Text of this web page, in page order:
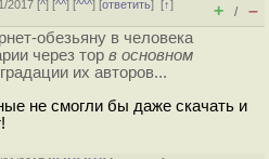
2017 [^] [^^] [^^^] [ответить][↑]
+ / –
обезьяну в человека
через тор в основном
их авторов...
не смогли бы даже скачать и